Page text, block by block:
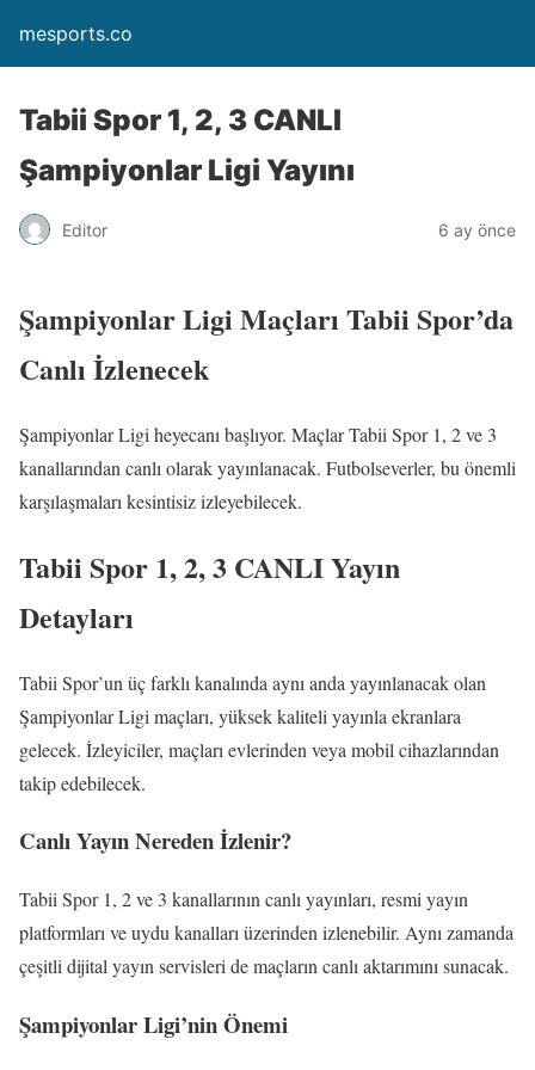
mesports.co
Tabii Spor 1, 2, 3 CANLI
Şampiyonlar Ligi Yayını
Editor 6 ay önce
Şampiyonlar Ligi Maçları Tabii Spor’da
Canlı İzlenecek
Şampiyonlar Ligi heyecanı başlıyor. Maçlar Tabii Spor 1, 2 ve 3
kanallarından canlı olarak yayınlanacak. Futbolseverler, bu önemli
karşılaşmaları kesintisiz izleyebilecek.
Tabii Spor 1, 2, 3 CANLI Yayın
Detayları
Tabii Spor’un üç farklı kanalında aynı anda yayınlanacak olan
Şampiyonlar Ligi maçları, yüksek kaliteli yayınla ekranlara
gelecek. İzleyiciler, maçları evlerinden veya mobil cihazlarından
takip edebilecek.
Canlı Yayın Nereden İzlenir?
Tabii Spor 1, 2 ve 3 kanallarının canlı yayınları, resmi yayın
platformları ve uydu kanalları üzerinden izlenebilir. Aynı zamanda
çeşitli dijital yayın servisleri de maçların canlı aktarımını sunacak.
Şampiyonlar Ligi’nin Önemi